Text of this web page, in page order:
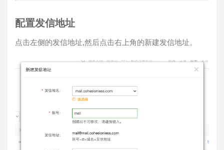
如果没有变成验证通过，可以再次点击
配置
按钮，查看是不是哪里配置有问题。
配置发信地址
点击左侧的发信地址,然后点击右上角的新建发信地址。